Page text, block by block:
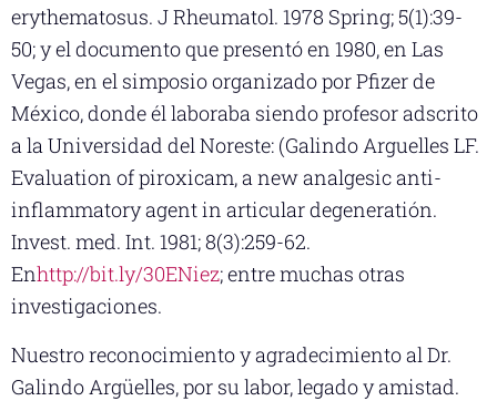
erythematosus. J Rheumatol. 1978 Spring; 5(1):39-
50; y el documento que presentó en 1980, en Las
Vegas, en el simposio organizado por Pfizer de
México, donde él laboraba siendo profesor adscrito
a la Universidad del Noreste: (Galindo Arguelles LF.
Evaluation of piroxicam, a new analgesic anti-
inflammatory agent in articular degeneratión.
Invest. med. Int. 1981; 8(3):259-62.
Enhttp://bit.ly/30ENiez; entre muchas otras
investigaciones.
Nuestro reconocimiento y agradecimiento al Dr.
Galindo Argüelles, por su labor, legado y amistad.